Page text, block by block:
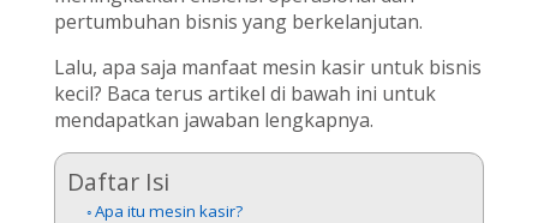
pertumbuhan bisnis yang berkelanjutan.
Lalu, apa saja manfaat mesin kasir untuk bisnis
kecil? Baca terus artikel di bawah ini untuk
mendapatkan jawaban lengkapnya.
Daftar Isi
Apa itu mesin kasir?